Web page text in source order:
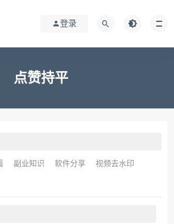
登录
点赞持平
副业知识 软件分享 视频去水印